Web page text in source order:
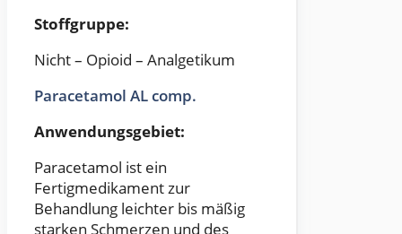
Stoffgruppe:
Nicht – Opioid – Analgetikum
Paracetamol AL comp.
Anwendungsgebiet:
Paracetamol ist ein
Fertigmedikament zur
Behandlung leichter bis mäßig
starken Schmerzen und des